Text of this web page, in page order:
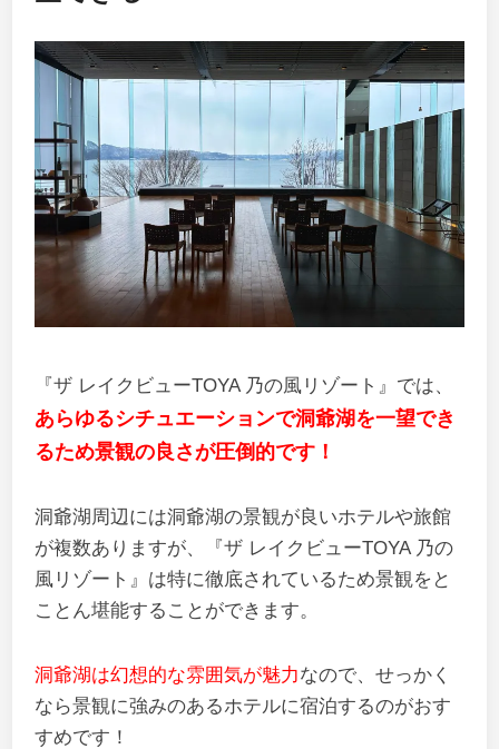
『ザ レイクビューTOYA 乃の風リゾート』では、
あらゆるシチュエーションで洞爺湖を一望でき
るため景観の良さが圧倒的です！
洞爺湖周辺には洞爺湖の景観が良いホテルや旅館
が複数ありますが、『ザ レイクビューTOYA 乃の
風リゾート』は特に徹底されているため景観をと
ことん堪能することができます。
洞爺湖は幻想的な雰囲気が魅力なので、せっかく
なら景観に強みのあるホテルに宿泊するのがおす
すめです！